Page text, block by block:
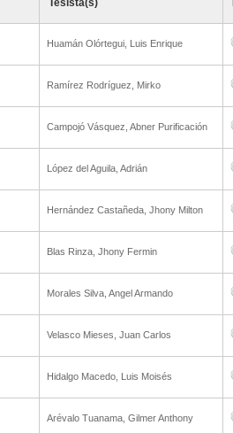
Tesista(s)
Huamán Olórtegui, Luis Enrique
Ramírez Rodríguez, Mirko
Campojó Vásquez, Abner Purificación
López del Aguila, Adrián
Hernández Castañeda, Jhony Milton
Blas Rinza, Jhony Fermin
Morales Silva, Angel Armando
Velasco Mieses, Juan Carlos
Hidalgo Macedo, Luis Moisés
Arévalo Tuanama, Gilmer Anthony